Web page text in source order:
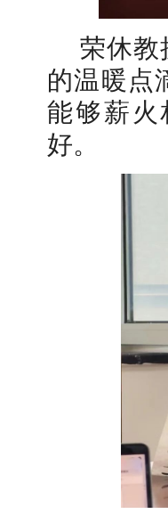
荣休教
的温暖点
能够薪火
好。